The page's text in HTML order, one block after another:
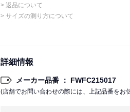
> 返品について
> サイズの測り方について
詳細情報
メーカー品番 ： FWFC215017
(店舗でお問い合わせの際には、上記品番をお